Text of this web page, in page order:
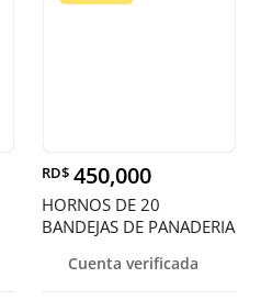
RD$ 450,000
HORNOS DE 20
BANDEJAS DE PANADERIA
Cuenta verificada